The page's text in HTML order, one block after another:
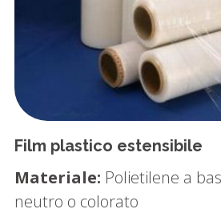
Film plastico estensibile
Materiale: Polietilene a
neutro o colorato